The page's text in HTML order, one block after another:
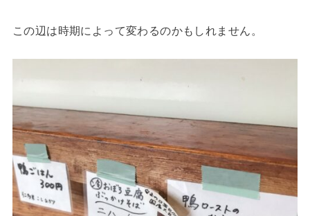
この辺は時期によって変わるのかもしれません。